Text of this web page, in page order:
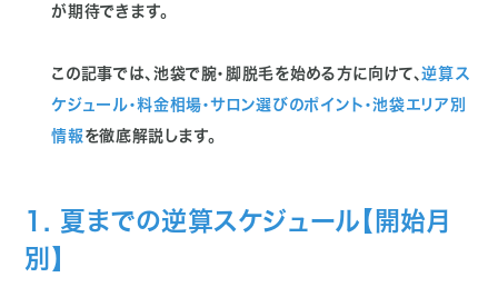
が期待できます。
この記事では、池袋で腕・脚脱毛を始める方に向けて、逆算ス
ケジュール・料金相場・サロン選びのポイント・池袋エリア別
情報 を徹底解説します。
1. 夏までの逆算スケジュール【開始月
別】